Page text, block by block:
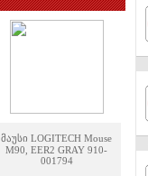
მაუსი LOGITECH Mouse
M90, EER2 GRAY 910-
001794